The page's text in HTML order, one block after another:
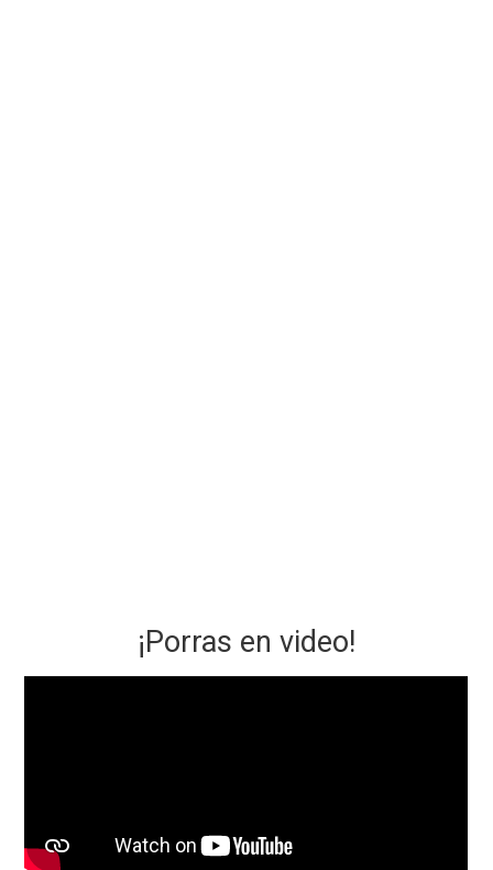
¡Porras en video!